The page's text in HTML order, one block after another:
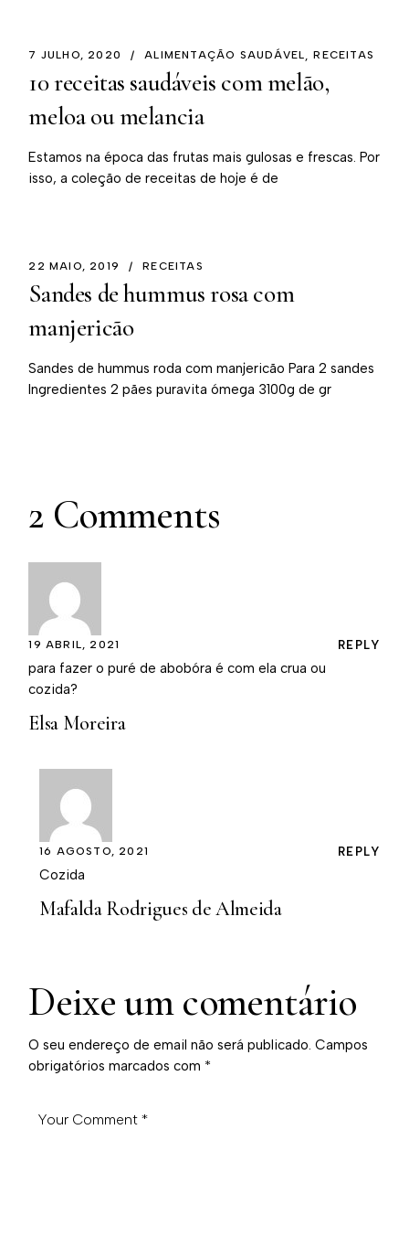
7 JULHO, 2020 ALIMENTAÇÃO SAUDÁVEL RECEITAS
10 receitas saudáveis com melão,
meloa ou melancia
Estamos na época das frutas mais gulosas e frescas. Por
isso, a coleção de receitas de hoje é de
22 MAIO, 2019 RECEITAS
Sandes de hummus rosa com
manjericão
Sandes de hummus roda com manjericão Para 2 sandes
Ingredientes 2 pães puravita ómega 3100g de gr
2 Comments
19 ABRIL, 2021 REPLY
para fazer o puré de abobóra é com ela crua ou
cozida?
Elsa Moreira
16 AGOSTO, 2021 REPLY
Cozida
Mafalda Rodrigues de Almeida
Deixe um comentário
O seu endereço de email não será publicado. Campos
obrigatórios marcados com *